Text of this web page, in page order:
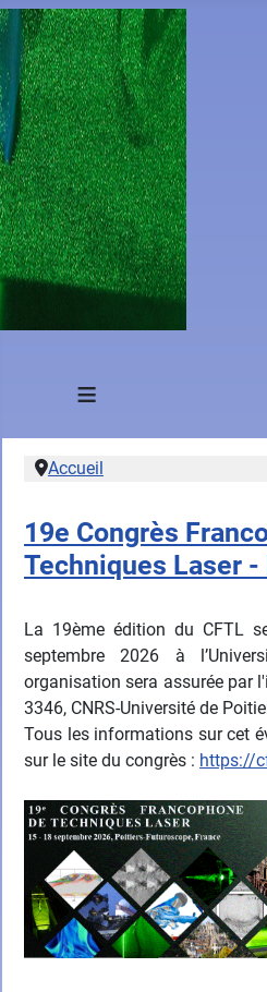
≡
Accueil
19e Congrès
Techniques Laser
La 19ème édition du CFTL
septembre 2026 à
organisation sera assurée par
3346, CNRS-Université de
Tous les informations sur cet
sur le site du congrès : https://